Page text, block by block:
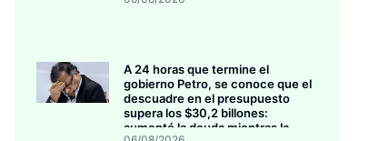
A 24 horas que termine el
gobierno Petro, se conoce que el
descuadre en el presupuesto
supera los $30,2 billones:
aumentó la deuda mientras la